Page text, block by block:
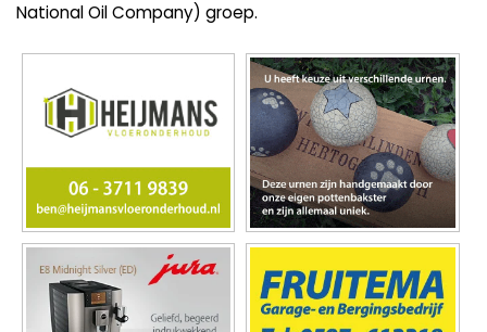
National Oil Company) groep.